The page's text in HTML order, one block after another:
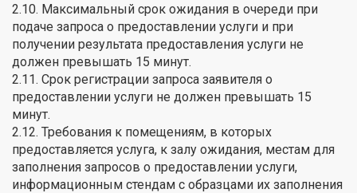
2.10. Максимальный срок ожидания в очереди при
подаче запроса о предоставлении услуги и при
получении результата предоставления услуги не
должен превышать 15 минут.
2.11. Срок регистрации запроса заявителя о
предоставлении услуги не должен превышать 15
минут.
2.12. Требования к помещениям, в которых
предоставляется услуга, к залу ожидания, местам для
заполнения запросов о предоставлении услуги,
информационным стендам с образцами их заполнения